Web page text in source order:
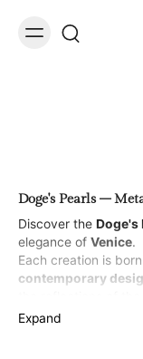
Doge's Pearls –
Discover the Doge's
elegance of Venice.
Each creation is
contemporary
the golden light of
Expand